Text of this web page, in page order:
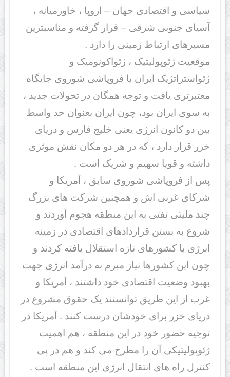
سیاسی و اقتصادی جهان – اروپا ، خاورمیانه ،
آسیای جنوبی شرقی – قرار گرفته و مناسبترین
مسیرهای ارتباط زمینی را دارد .
موقعیت ژئوپولیتیک ، ژئواکونومیک و
ژئواستراتژیک ایران با فروپاشی شوروی جایگاه
معتبرتری یافت و توجه همگان در تحولات جدید ،
به سوی ایران بود، چون ایران بعنوان حد واسط
بین دو کانون انرژی یعنی خلیج فارس و دریای
خزر قرار دارد ، که در هر دو مکان نقش موثری
داشته و قویا سهیم و شریک است .
پس از فروپاشی شوروی سابق ، آمریکا و
شرکای غربی اش و همچنین شرکت های بزرگ
چند ملیتی نفتی به این منطقه هجوم آوردند و
شروع به بستن قراردادهای اقتصادی در زمینه
انرژی با کشورهای تازه استقلال یافته کردند و
چون این کشورها نیاز مبرم به درآمد انرژی جهت
بهبود وضعیت اقتصادی خود داشتند ، آمریکا و
غرب از این طریق توانستند یک حقوق مشروع در
دریای خزر برای خودشان درست کنند . آمریکا در
توجیه حضور خود در این منطقه ، هم اهمیت
ژئوپولیتیکی آن را مطرح می کند و هم در پی
کنترل راه های انتقال انرژی این منطقه است .